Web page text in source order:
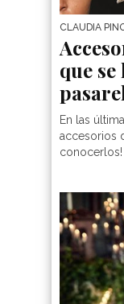
CLAUDIA
que
En las
accesorios
conocerlos!